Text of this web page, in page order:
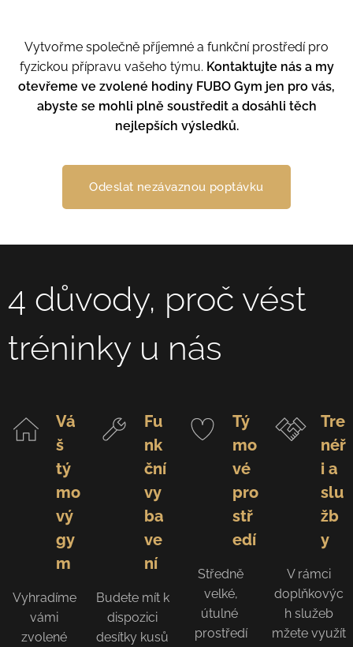
Vytvořme společně příjemné a funkční prostředí pro
fyzickou přípravu vašeho týmu. Kontaktujte nás a my
otevřeme ve zvolené hodiny FUBO Gym jen pro vás,
abyste se mohli plně soustředit a dosáhli těch
nejlepších výsledků.
Odeslat nezávaznou poptávku
4 důvody, proč vést
tréninky u nás
Vá
š
tý
mo
vý
gy
m
Vyhradíme
vámi
zvolené
Fu
nk
ční
vy
ba
ve
ní
Budete mít k
dispozici
desítky kusů
Tý
mo
vé
pro
stř
edí
Středně
velké,
útulné
prostředí
Tre
néř
i a
slu
žb
y
V rámci
doplňkovýc
h služeb
mžete využít